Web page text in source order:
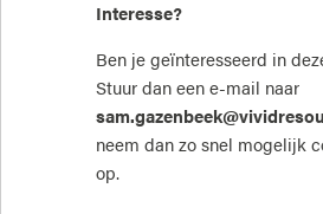
Interesse?
Ben je geïnteresseerd in
Stuur dan een e-mail naar
neem dan zo snel mogelijk
op.